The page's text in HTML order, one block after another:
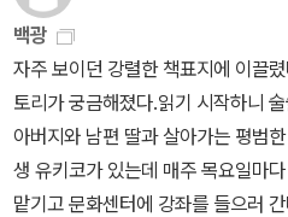
러지는 배경 묘사가 인상적.개인적
웠다.
것 같았다...내가 스스로 황야가 되
섬에서 범한 죄 따위는 전쟁터의 잔
딘가에 매몰되어 잊어버릴 수 있다.
다….
백광
자주 보이던 강렬한 책표지에 이끌
토리가 궁금해졌다.읽기 시작하니
아버지와 남편 딸과 살아가는 평범
생 유키코가 있는데 매주 목요일마
맡기고 문화센터에 강좌를 들으러